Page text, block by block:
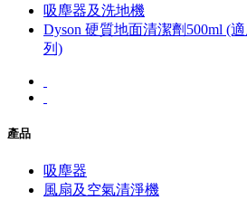
吸塵器及洗地機
Dyson 硬質地面清潔劑500ml (
列)
產品
吸塵器
風扇及空氣清淨機